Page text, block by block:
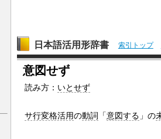
日本語活用形辞書 索引トップ
意図せず
読み方： いとせず
サ行変格活用の動詞 「意図する 」の